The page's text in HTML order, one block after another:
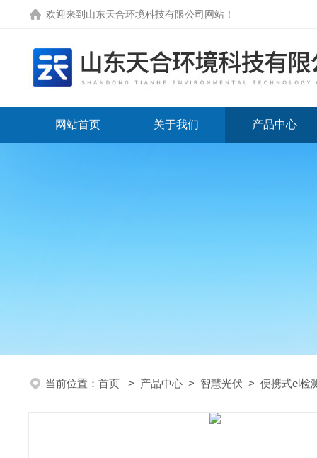
欢迎来到 山东天合环境科技有限公司网站 ！
网站首页 关于我们 产品中心
当前位置： 首页 > 产品中心 > 智慧光伏 > 便携式el检